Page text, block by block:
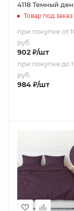
4118 Темный
(Евро-стандарт)
Товар под заказ
при покупке от
руб.
902 ₽/шт
при покупке до
руб.
984 ₽/шт